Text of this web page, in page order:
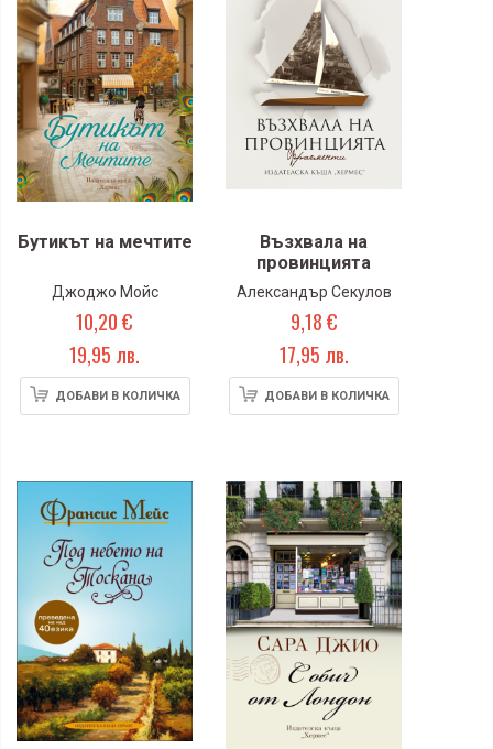
Бутикът на мечтите
Джоджо Мойс
10,20 €
19,95 лв.
ДОБАВИ В КОЛИЧКА
Възхвала на
провинцията
Александър Секулов
9,18 €
17,95 лв.
ДОБАВИ В КОЛИЧКА